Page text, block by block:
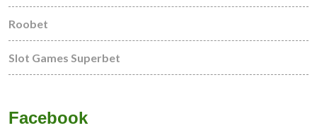
Roobet
Slot Games Superbet
Facebook